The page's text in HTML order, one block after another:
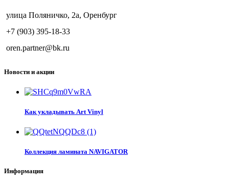
улица Поляничко, 2а, Оренбург
+7 (903) 395-18-33
oren.partner@bk.ru
Новости и акции
Как укладывать Art Vinyl
Коллекция ламината NAVIGATOR
Информация